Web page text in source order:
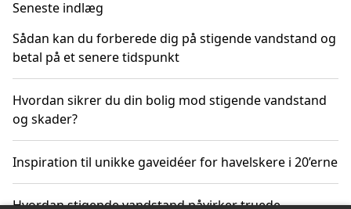
Seneste indlæg
Sådan kan du forberede dig på stigende vandstand og
betal på et senere tidspunkt
Hvordan sikrer du din bolig mod stigende vandstand
og skader?
Inspiration til unikke gaveidéer for havelskere i 20’erne
Hvordan stigende vandstand påvirker truede